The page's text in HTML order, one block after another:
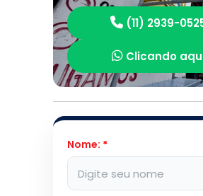
(11) 2939-
Clicando
Nome: *